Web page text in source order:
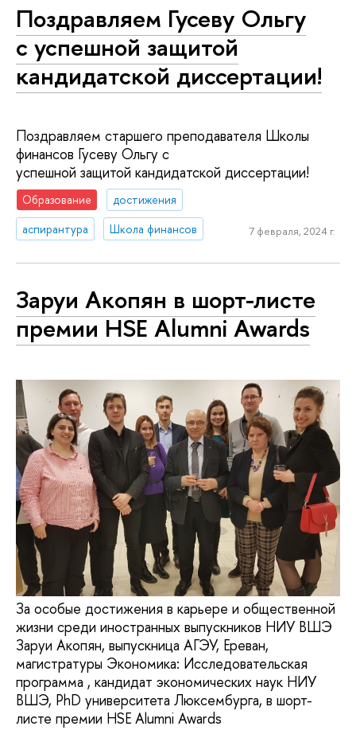
Поздравляем Гусеву Ольгу
с успешной защитой
кандидатской диссертации!
Поздравляем старшего преподавателя Школы
финансов Гусеву Ольгу с
успешной защитой кандидатской диссертации!
Образование
достижения
аспирантура
Школа финансов 7 февраля, 2024 г.
Заруи Акопян в шорт-листе
премии HSE Alumni Awards
За особые достижения в карьере и общественной
жизни среди иностранных выпускников НИУ ВШЭ
Заруи Акопян, выпускница АГЭУ, Ереван,
магистратуры Экономика: Исследовательская
программа , кандидат экономических наук НИУ
ВШЭ, PhD университета Люксембурга, в шорт-
листе премии HSE Alumni Awards